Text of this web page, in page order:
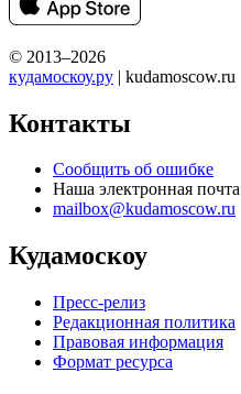
© 2013–2026
кудамоскоу.ру | kudamoscow.ru
Контакты
Сообщить об ошибке
Наша электронная почта
mailbox@kudamoscow.ru
Кудамоскоу
Пресс-релиз
Редакционная политика
Правовая информация
Формат ресурса